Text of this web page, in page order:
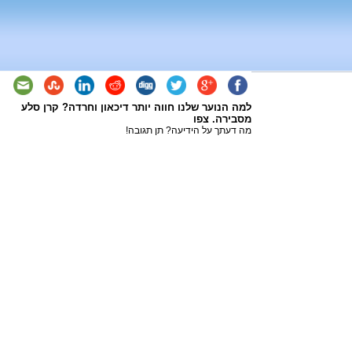
למה הנוער שלנו חווה יותר דיכאון וחרדה? קרן סלע
מסבירה. צפו
מה דעתך על הידיעה? תן תגובה!